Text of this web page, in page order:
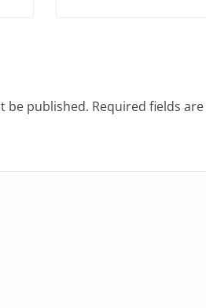
be published. Required fields